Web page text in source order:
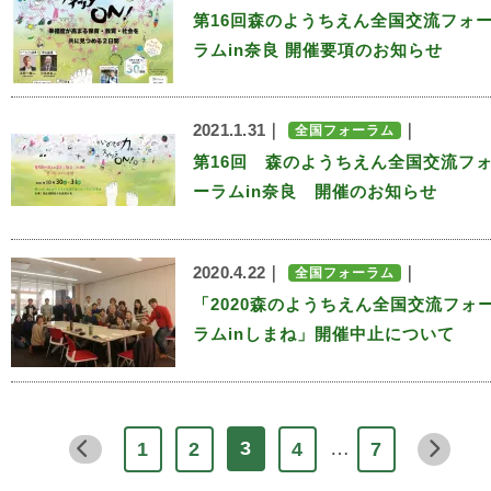
第16回森のようちえん全国交流フォ
ラムin奈良 開催要項のお知らせ
2021.1.31｜ 全国フォーラム
第16回 森のようちえん全国交流フ
ーラムin奈良 開催のお知らせ
2020.4.22｜ 全国フォーラム
「2020森のようちえん全国交流フォ
ラムinしまね」開催中止について
1 2 3 4 … 7